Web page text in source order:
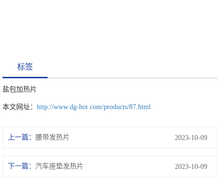
标签
盐包加热片
本文网址： http://www.dg-hot.com/products/87.html
上一篇： 腰带发热片 2023-10-09
下一篇： 汽车座垫发热片 2023-10-09